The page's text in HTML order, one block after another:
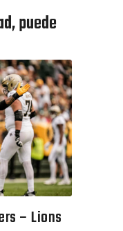
puede
– Lions